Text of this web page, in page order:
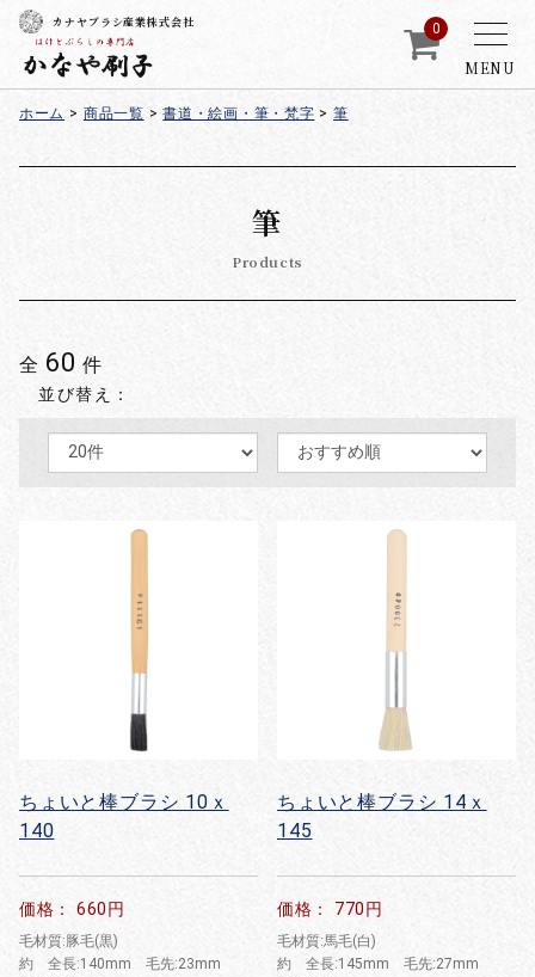
MENU
カナヤブラシ産業株式会社 0
ホーム > 商品一覧 > 書道・絵画・筆・梵字 > 筆
筆
Products
全 60 件
並び替え：
ちょいと棒ブラシ 10ｘ
140
価格： 660円
毛材質:豚毛(黒)
約 全長:140mm 毛先:23mm
ちょいと棒ブラシ 14ｘ
145
価格： 770円
毛材質:馬毛(白)
約 全長:145mm 毛先:27mm